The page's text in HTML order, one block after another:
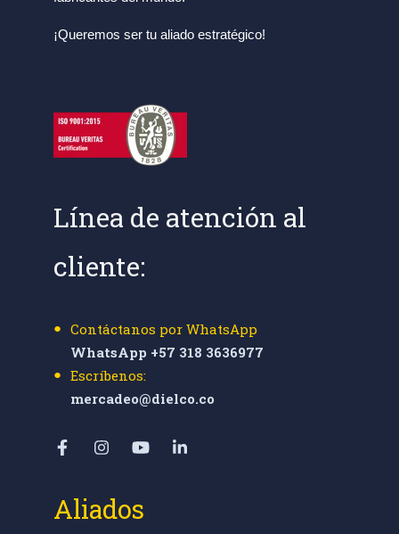
¡Queremos ser tu aliado estratégico!
Línea de atención al
cliente:
Contáctanos por WhatsApp
WhatsApp +57 318 3636977
Escríbenos:
mercadeo@dielco.co
Aliados